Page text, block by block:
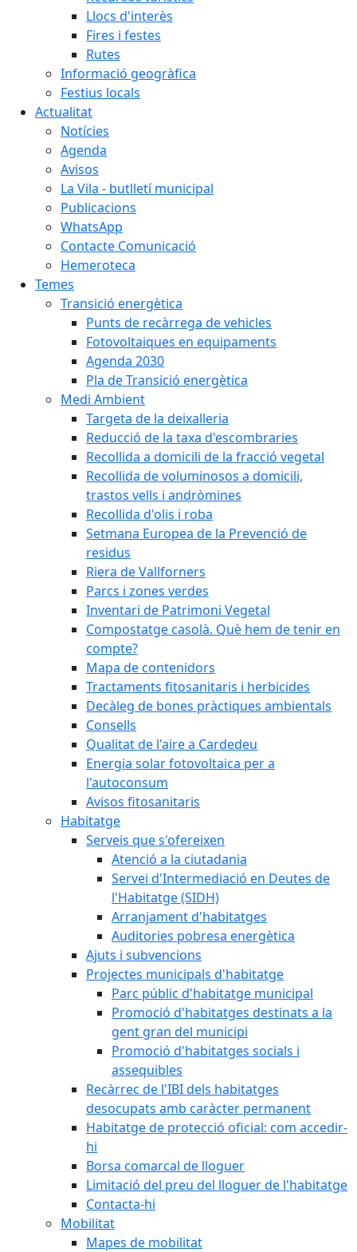
Llocs d'interès
Fires i festes
Rutes
Informació geogràfica
Festius locals
Actualitat
Notícies
Agenda
Avisos
La Vila - butlletí municipal
Publicacions
WhatsApp
Contacte Comunicació
Hemeroteca
Temes
Transició energètica
Punts de recàrrega de vehicles
Fotovoltaiques en equipaments
Agenda 2030
Pla de Transició energètica
Medi Ambient
Targeta de la deixalleria
Reducció de la taxa d'escombraries
Recollida a domicili de la fracció vegetal
Recollida de voluminosos a domicili,
trastos vells i andròmines
Recollida d'olis i roba
Setmana Europea de la Prevenció de
residus
Riera de Vallforners
Parcs i zones verdes
Inventari de Patrimoni Vegetal
Compostatge casolà. Què hem de tenir en
compte?
Mapa de contenidors
Tractaments fitosanitaris i herbicides
Decàleg de bones pràctiques ambientals
Consells
Qualitat de l'aire a Cardedeu
Energia solar fotovoltaica per a
l'autoconsum
Avisos fitosanitaris
Habitatge
Serveis que s'ofereixen
Atenció a la ciutadania
Servei d'Intermediació en Deutes de
l'Habitatge (SIDH)
Arranjament d'habitatges
Auditories pobresa energètica
Ajuts i subvencions
Projectes municipals d'habitatge
Parc públic d'habitatge municipal
Promoció d'habitatges destinats a la
gent gran del municipi
Promoció d'habitatges socials i
assequibles
Recàrrec de l'IBI dels habitatges
desocupats amb caràcter permanent
Habitatge de protecció oficial: com accedir-
hi
Borsa comarcal de lloguer
Limitació del preu del lloguer de l'habitatge
Contacta-hi
Mobilitat
Mapes de mobilitat